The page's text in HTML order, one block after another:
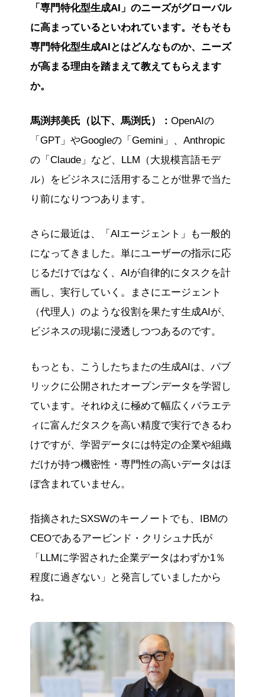
「専門特化型生成AI」のニーズがグローバル
に高まっているといわれています。そもそも
専門特化型生成AIとはどんなものか、ニーズ
が高まる理由を踏まえて教えてもらえます
か。
馬渕邦美氏（以下、馬渕氏）： OpenAIの
「GPT」やGoogleの「Gemini」、Anthropic
の「Claude」など、LLM（大規模言語モデ
ル）をビジネスに活用することが世界で当た
り前になりつつあります。
さらに最近は、「AIエージェント」も一般的
になってきました。単にユーザーの指示に応
じるだけではなく、AIが自律的にタスクを計
画し、実行していく。まさにエージェント
（代理人）のような役割を果たす生成AIが、
ビジネスの現場に浸透しつつあるのです。
もっとも、こうしたちまたの生成AIは、パブ
リックに公開されたオープンデータを学習し
ています。それゆえに極めて幅広くバラエテ
ィに富んだタスクを高い精度で実行できるわ
けですが、学習データには特定の企業や組織
だけが持つ機密性・専門性の高いデータはほ
ぼ含まれていません。
指摘されたSXSWのキーノートでも、IBMの
CEOであるアービンド・クリシュナ氏が
「LLMに学習された企業データはわずか1％
程度に過ぎない」と発言していましたから
ね。